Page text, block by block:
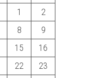
1
2
8
9
15
16
22 23